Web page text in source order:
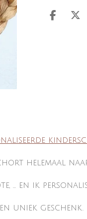
D
D
helemaal
... en ik
uniek geschenk.